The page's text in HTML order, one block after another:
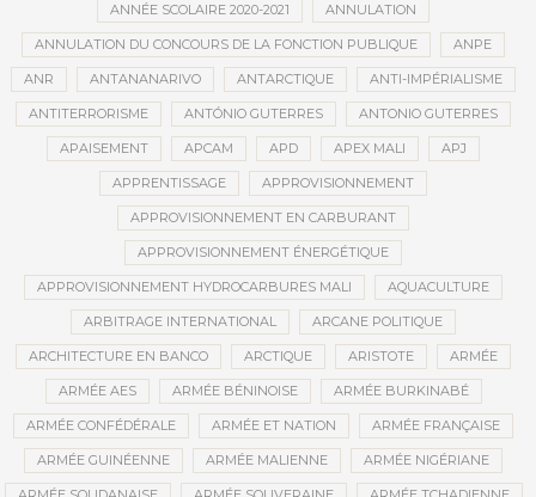
ANNÉE SCOLAIRE 2020-2021 ANNULATION
ANNULATION DU CONCOURS DE LA FONCTION PUBLIQUE ANPE
ANR ANTANANARIVO ANTARCTIQUE ANTI-IMPÉRIALISME
ANTITERRORISME ANTÓNIO GUTERRES ANTONIO GUTERRES
APAISEMENT APCAM APD APEX MALI APJ
APPRENTISSAGE APPROVISIONNEMENT
APPROVISIONNEMENT EN CARBURANT
APPROVISIONNEMENT ÉNERGÉTIQUE
APPROVISIONNEMENT HYDROCARBURES MALI AQUACULTURE
ARBITRAGE INTERNATIONAL ARCANE POLITIQUE
ARCHITECTURE EN BANCO ARCTIQUE ARISTOTE ARMÉE
ARMÉE AES ARMÉE BÉNINOISE ARMÉE BURKINABÉ
ARMÉE CONFÉDÉRALE ARMÉE ET NATION ARMÉE FRANÇAISE
ARMÉE GUINÉENNE ARMÉE MALIENNE ARMÉE NIGÉRIANE